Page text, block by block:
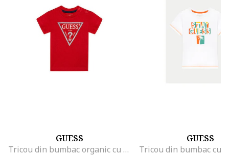
GUESS
Tricou din bumbac organic cu imprimeu logo 418288, Rosu
GUESS